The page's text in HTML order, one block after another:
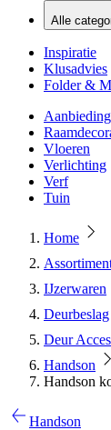
Alle
Inspiratie
Klusadvies
Folder &
Vloeren
Verlichting
Verf
Tuin
Home
IJzerwaren
Deurbeslag
Deur
Handson
Handson
Handson